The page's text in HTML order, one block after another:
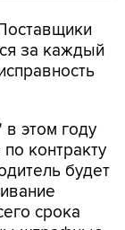
за каждый
этом году
контракту
будет
срока